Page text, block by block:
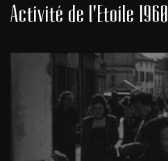
Activité de l'Etoile 1960